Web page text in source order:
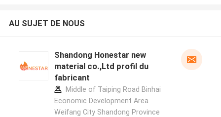
AU SUJET DE NOUS
Shandong Honestar new
material co.,Ltd profil du
fabricant
Middle of Taiping Road Binhai
Economic Development Area
Weifang City Shandong Province